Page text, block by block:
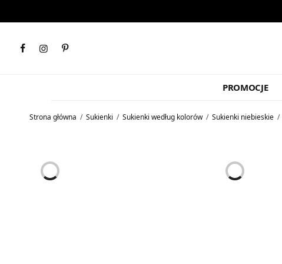
PROMOCJE
Strona główna / Sukienki / Sukienki według kolorów / Sukienki niebieskie /